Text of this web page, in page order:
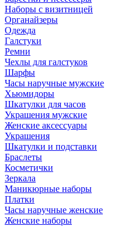
Наборы с визитницей
Органайзеры
Одежда
Галстуки
Ремни
Чехлы для галстуков
Шарфы
Часы наручные мужские
Хьюмидоры
Шкатулки для часов
Украшения мужские
Женские аксессуары
Украшения
Шкатулки и подставки
Браслеты
Косметички
Зеркала
Маникюрные наборы
Платки
Часы наручные женские
Женские наборы